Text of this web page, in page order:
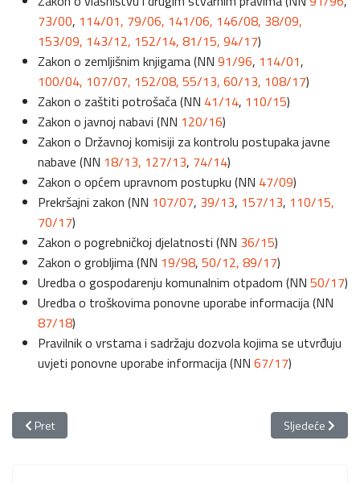
73/00, 114/01, 79/06, 141/06, 146/08, 38/09,
153/09, 143/12, 152/14, 81/15, 94/17)
Zakon o zemljišnim knjigama (NN 91/96, 114/01,
100/04, 107/07, 152/08, 55/13, 60/13, 108/17)
Zakon o zaštiti potrošača (NN 41/14, 110/15)
Zakon o javnoj nabavi (NN 120/16)
Zakon o Državnoj komisiji za kontrolu postupaka javne
nabave (NN 18/13, 127/13, 74/14)
Zakon o općem upravnom postupku (NN 47/09)
Prekršajni zakon (NN 107/07, 39/13, 157/13, 110/15,
70/17)
Zakon o pogrebničkoj djelatnosti (NN 36/15)
Zakon o grobljima (NN 19/98, 50/12, 89/17)
Uredba o gospodarenju komunalnim otpadom (NN 50/17)
Uredba o troškovima ponovne uporabe informacija (NN
87/18)
Pravilnik o vrstama i sadržaju dozvola kojima se utvrđuju
uvjeti ponovne uporabe informacija (NN 67/17)
Prethodni članak: Financijska izvješća
Pret Sljedeći
Sljedeće